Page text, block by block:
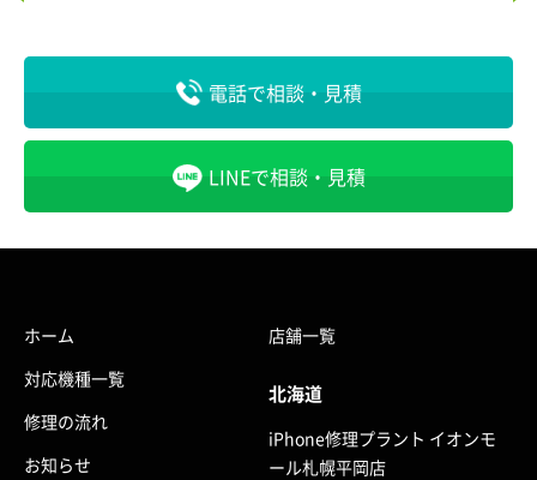
電話で相談・見積
LINEで相談・見積
ホーム
対応機種一覧
修理の流れ
お知らせ
店舗一覧
北海道
iPhone修理プラント イオンモ
ール札幌平岡店